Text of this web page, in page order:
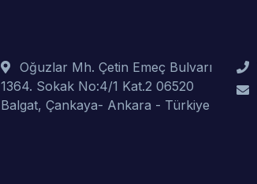
Oğuzlar Mh. Çetin Emeç Bulvarı
1364. Sokak No:4/1 Kat.2 06520
Balgat, Çankaya- Ankara - Türkiye